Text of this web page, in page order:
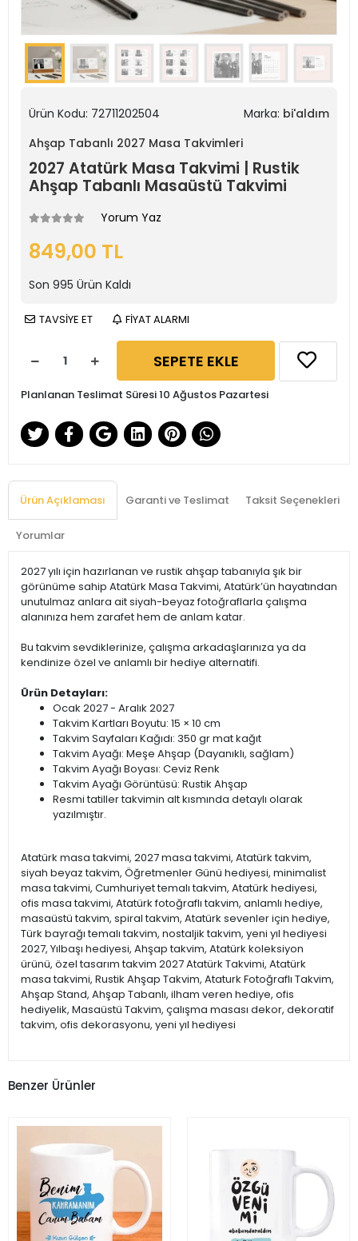
Ürün Kodu: 72711202504 Marka: bi'aldım
Ahşap Tabanlı 2027 Masa Takvimleri
2027 Atatürk Masa Takvimi | Rustik
Ahşap Tabanlı Masaüstü Takvimi
Yorum Yaz
849,00 TL
Son 995 Ürün Kaldı
TAVSİYE ET FİYAT ALARMI
SEPETE EKLE
Planlanan Teslimat Süresi 10 Ağustos Pazartesi
Ürün Açıklaması Garanti ve Teslimat Taksit Seçenekleri
Yorumlar
2027 yılı için hazırlanan ve rustik ahşap tabanıyla şık bir
görünüme sahip Atatürk Masa Takvimi, Atatürk’ün hayatından
unutulmaz anlara ait siyah-beyaz fotoğraflarla çalışma
alanınıza hem zarafet hem de anlam katar.
Bu takvim sevdiklerinize, çalışma arkadaşlarınıza ya da
kendinize özel ve anlamlı bir hediye alternatifi.
Ürün Detayları:
Ocak 2027 - Aralık 2027
Takvim Kartları Boyutu: 15 × 10 cm
Takvim Sayfaları Kağıdı: 350 gr mat kağıt
Takvim Ayağı: Meşe Ahşap (Dayanıklı, sağlam)
Takvim Ayağı Boyası: Ceviz Renk
Takvim Ayağı Görüntüsü: Rustik Ahşap
Resmi tatiller takvimin alt kısmında detaylı olarak
yazılmıştır.
Atatürk masa takvimi, 2027 masa takvimi, Atatürk takvim,
siyah beyaz takvim, Öğretmenler Günü hediyesi, minimalist
masa takvimi, Cumhuriyet temalı takvim, Atatürk hediyesi,
ofis masa takvimi, Atatürk fotoğraflı takvim, anlamlı hediye,
masaüstü takvim, spiral takvim, Atatürk sevenler için hediye,
Türk bayrağı temalı takvim, nostaljik takvim, yeni yıl hediyesi
2027, Yılbaşı hediyesi, Ahşap takvim, Atatürk koleksiyon
ürünü, özel tasarım takvim 2027 Atatürk Takvimi, Atatürk
masa takvimi, Rustik Ahşap Takvim, Ataturk Fotoğraflı Takvim,
Ahşap Stand, Ahşap Tabanlı, ilham veren hediye, ofis
hediyelik, Masaüstü Takvim, çalışma masası dekor, dekoratif
takvim, ofis dekorasyonu, yeni yıl hediyesi
Benzer Ürünler